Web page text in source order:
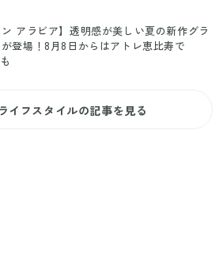
ン アラビア】透明感が美しい夏の新作グラ
登場！8月8日からはアトレ恵比寿で
イフスタイルの記事を見る